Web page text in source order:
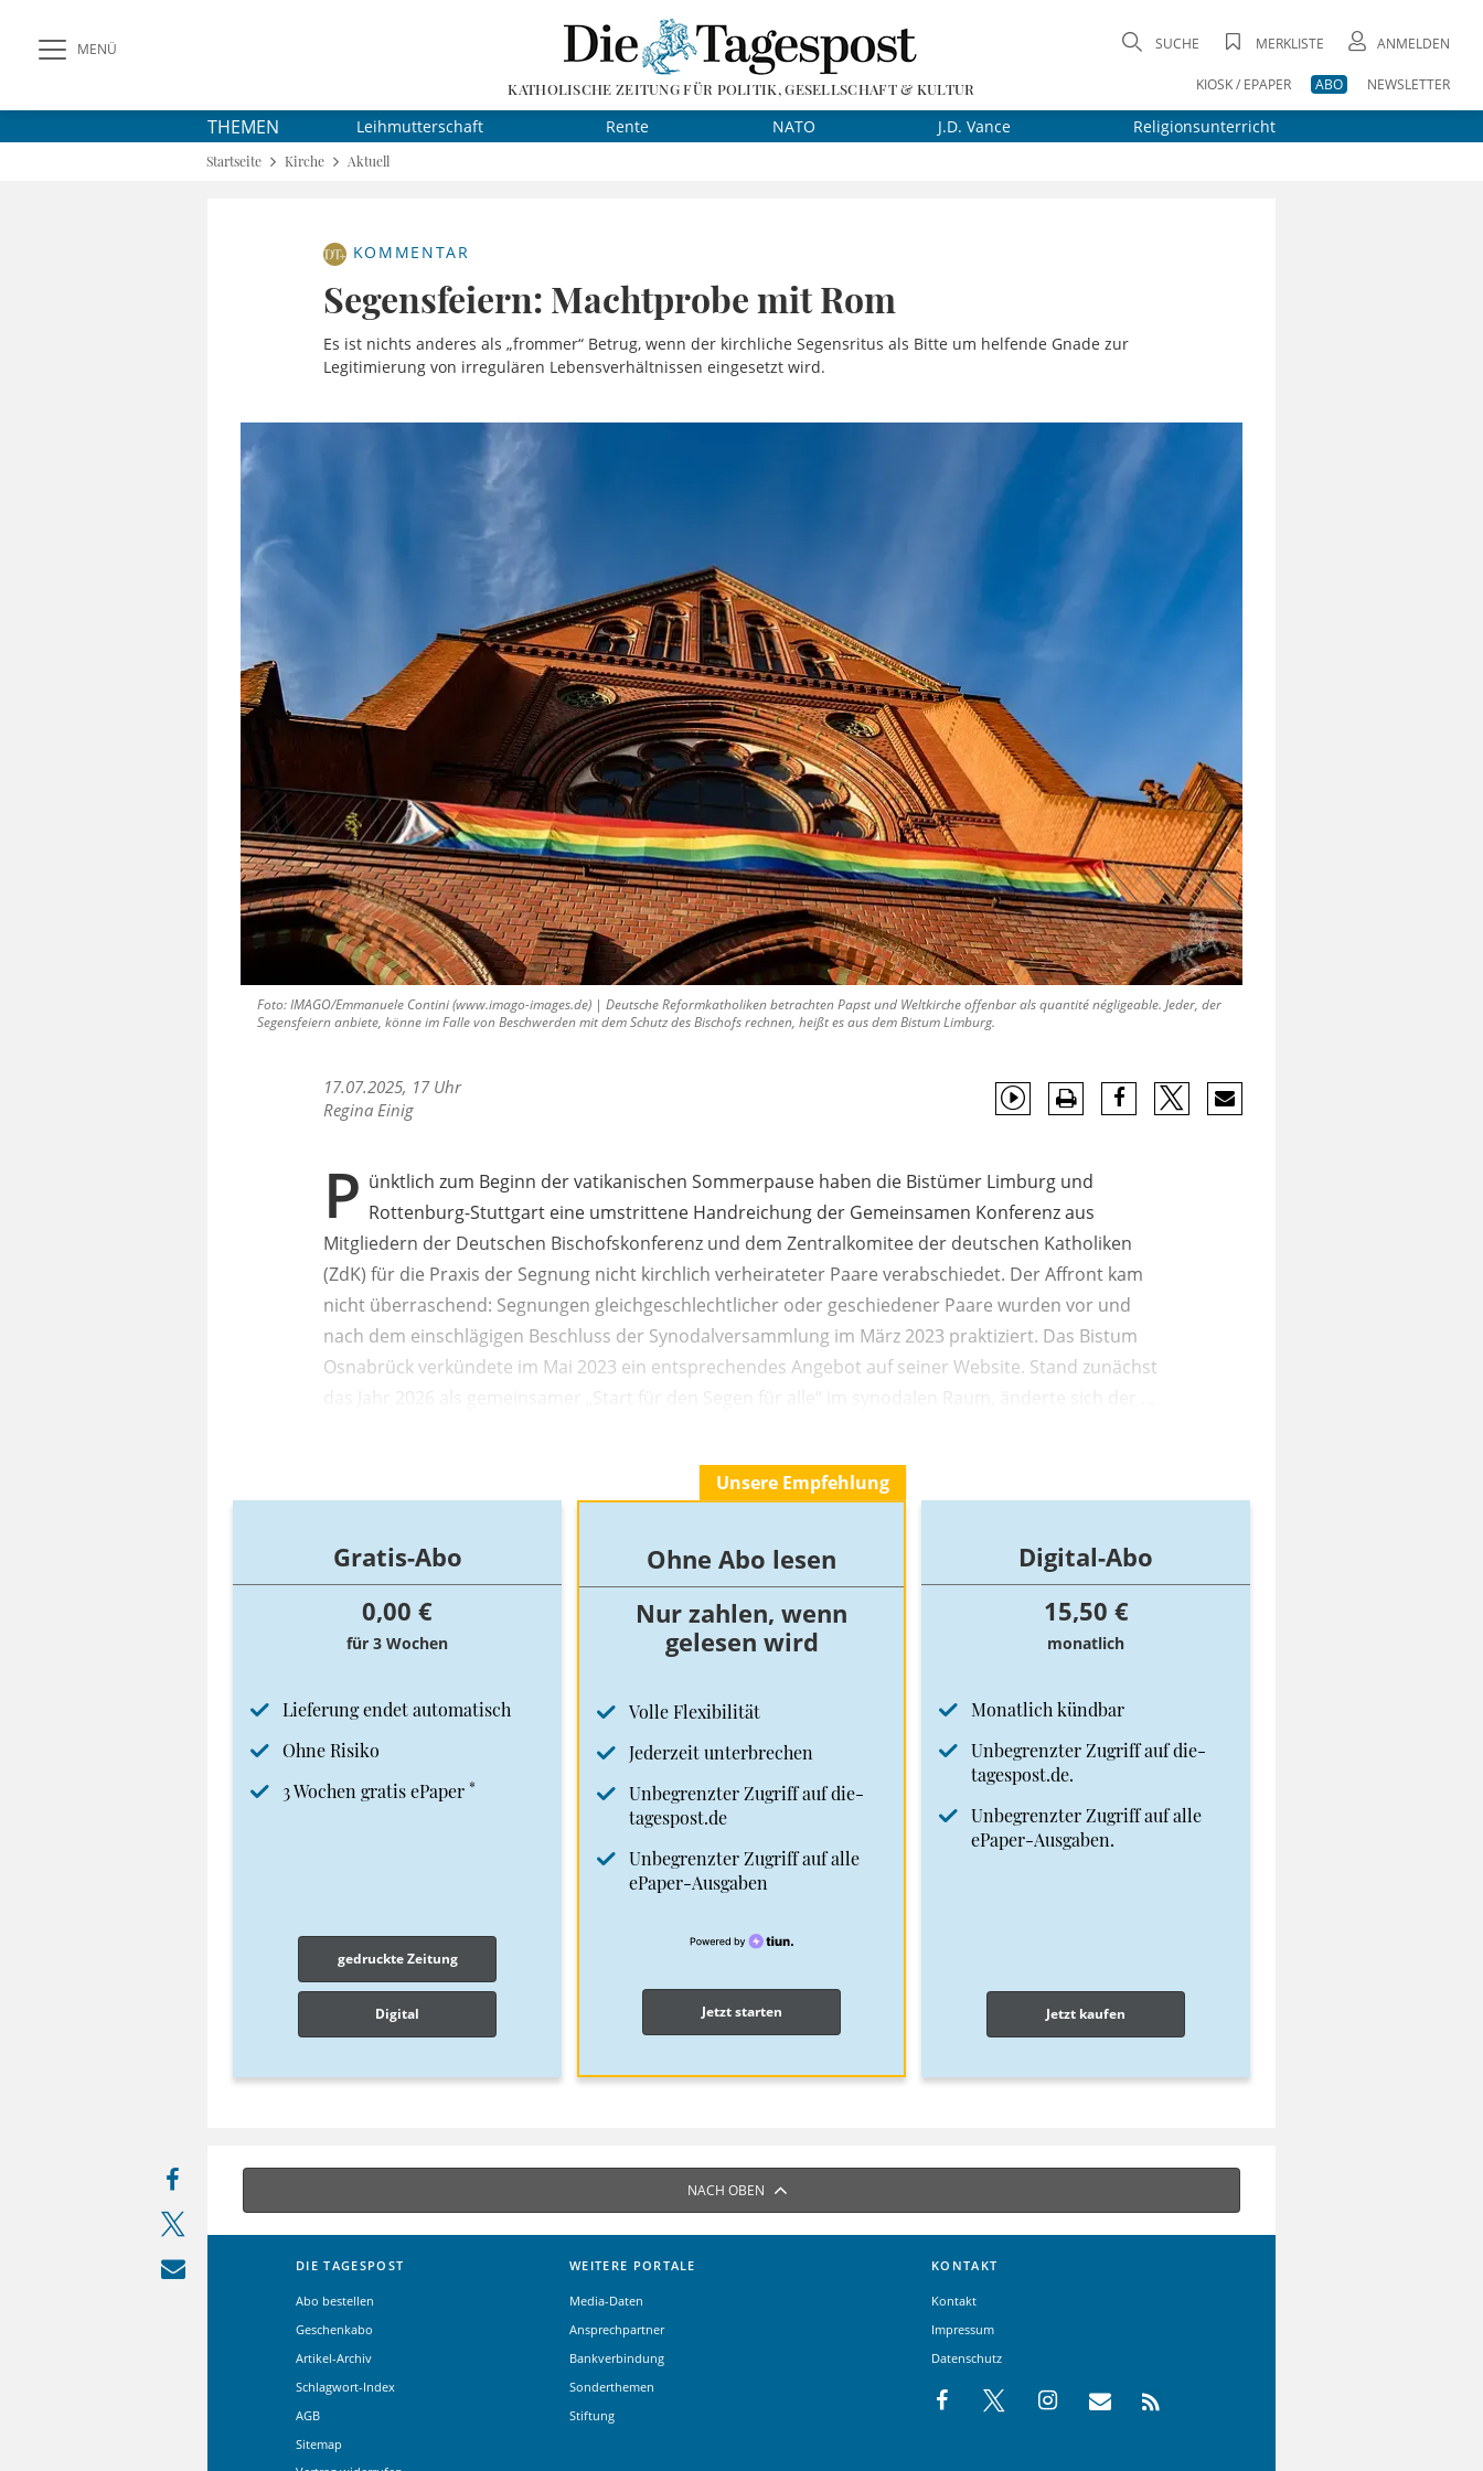
MENÜ
KATHOLISCHE ZEITUNG FÜR POLITIK, GESELLSCHAFT & KULTUR
SUCHE MERKLISTE ANMELDEN
KIOSK / EPAPER ABO NEWSLETTER
THEMEN Leihmutterschaft Rente NATO J.D. Vance Religionsunterricht
Startseite Kirche Aktuell
KOMMENTAR
Segensfeiern: Machtprobe mit Rom
Es ist nichts anderes als „frommer“ Betrug, wenn der kirchliche Segensritus als Bitte um helfende Gnade zur
Legitimierung von irregulären Lebensverhältnissen eingesetzt wird.
Foto: IMAGO/Emmanuele Contini (www.imago-images.de) | Deutsche Reformkatholiken betrachten Papst und Weltkirche offenbar als quantité négligeable. Jeder, der
Segensfeiern anbiete, könne im Falle von Beschwerden mit dem Schutz des Bischofs rechnen, heißt es aus dem Bistum Limburg.
17.07.2025, 17 Uhr
Regina Einig
P ünktlich zum Beginn der vatikanischen Sommerpause haben die Bistümer Limburg und
Rottenburg-Stuttgart eine umstrittene Handreichung der Gemeinsamen Konferenz aus
Mitgliedern der Deutschen Bischofskonferenz und dem Zentralkomitee der deutschen Katholiken
(ZdK) für die Praxis der Segnung nicht kirchlich verheirateter Paare verabschiedet. Der Affront kam
nicht überraschend: Segnungen gleichgeschlechtlicher oder geschiedener Paare wurden vor und
nach dem einschlägigen Beschluss der Synodalversammlung im März 2023 praktiziert. Das Bistum
Osnabrück verkündete im Mai 2023 ein entsprechendes Angebot auf seiner Website. Stand zunächst
das Jahr 2026 als gemeinsamer „Start für den Segen für alle“ im synodalen Raum, änderte sich der ...
Gratis-Abo
0,00 €
für 3 Wochen
Lieferung endet automatisch
Ohne Risiko
3 Wochen gratis ePaper *
gedruckte Zeitung
Digital
Unsere Empfehlung
Ohne Abo lesen
Nur zahlen, wenn
gelesen wird
Volle Flexibilität
Jederzeit unterbrechen
Unbegrenzter Zugriff auf die-
tagespost.de
Unbegrenzter Zugriff auf alle
ePaper-Ausgaben
Jetzt starten
Digital-Abo
15,50 €
monatlich
Monatlich kündbar
Unbegrenzter Zugriff auf die-
tagespost.de.
Unbegrenzter Zugriff auf alle
ePaper-Ausgaben.
Jetzt kaufen
NACH OBEN
DIE TAGESPOST
Abo bestellen
Geschenkabo
Artikel-Archiv
Schlagwort-Index
AGB
Sitemap
WEITERE PORTALE
Media-Daten
Ansprechpartner
Bankverbindung
Sonderthemen
Stiftung
KONTAKT
Kontakt
Impressum
Datenschutz